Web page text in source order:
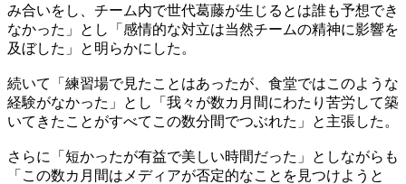
み合いをし、チーム内で世代葛藤が生じるとは誰も予想でき
なかった」とし「感情的な対立は当然チームの精神に影響を
及ぼした」と明らかにした。
続いて「練習場で見たことはあったが、食堂ではこのような
経験がなかった」とし「我々が数カ月間にわたり苦労して築
いてきたことがすべてこの数分間でつぶれた」と主張した。
さらに「短かったが有益で美しい時間だった」としながらも
「この数カ月間はメディアが否定的なことを見つけようと